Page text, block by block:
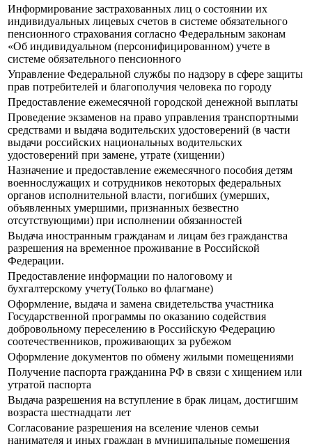
Информирование застрахованных лиц о состоянии их
индивидуальных лицевых счетов в системе обязательного
пенсионного страхования согласно Федеральным законам
«Об индивидуальном (персонифицированном) учете в
системе обязательного пенсионного
Управление Федеральной службы по надзору в сфере защиты
прав потребителей и благополучия человека по городу
Предоставление ежемесячной городской денежной выплаты
Прoведение экзаменов на право управления транспортными
средствами и выдача водительских удостоверений (в части
выдачи российских национальных водительских
удостоверений при замене, утрате (хищении)
Назначение и предоставление ежемесячного пособия детям
военнослужащих и сотрудников некоторых федеральных
органов исполнительной власти, погибших (умерших,
объявленных умершими, признанных безвестно
отсутствующими) при исполнении обязанностей
Выдача иностранным гражданам и лицам без гражданства
разрешения на временное проживание в Российской
Федерации.
Предоставление информации по налоговому и
бухгалтерскому учету(Только во флагмане)
Оформление, выдача и замена свидетельства участника
Государственной программы по оказанию содействия
добровольному переселению в Российскую Федерацию
соотечественников, проживающих за рубежом
Оформление документов по обмену жилыми помещениями
Получение паспорта гражданина РФ в связи с хищением или
утратой паспорта
Выдача разрешения на вступление в брак лицам, достигшим
возраста шестнадцати лет
Согласование разрешения на вселение членов семьи
нанимателя и иных граждан в муниципальные помещения